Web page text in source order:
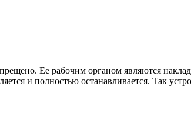
Ее рабочим органом являются
и полностью останавливается. Так